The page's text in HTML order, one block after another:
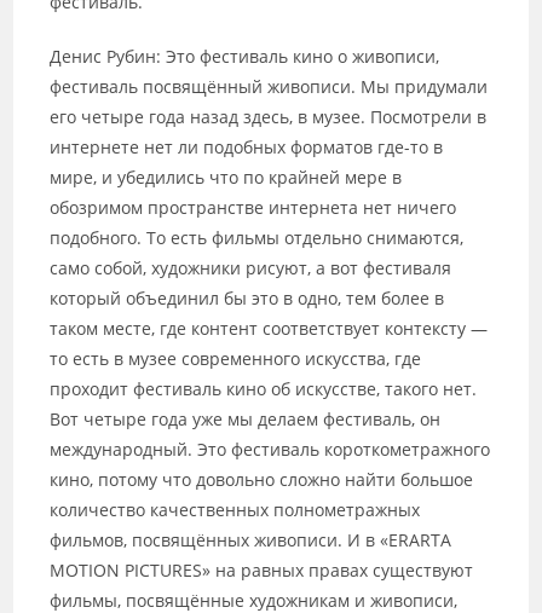
Денис Рубин: Это фестиваль кино о живописи,
фестиваль посвящённый живописи. Мы придумали
его четыре года назад здесь, в музее. Посмотрели в
интернете нет ли подобных форматов где-то в
мире, и убедились что по крайней мере в
обозримом пространстве интернета нет ничего
подобного. То есть фильмы отдельно снимаются,
само собой, художники рисуют, а вот фестиваля
который объединил бы это в одно, тем более в
таком месте, где контент соответствует контексту —
то есть в музее современного искусства, где
проходит фестиваль кино об искусстве, такого нет.
Вот четыре года уже мы делаем фестиваль, он
международный. Это фестиваль короткометражного
кино, потому что довольно сложно найти большое
количество качественных полнометражных
фильмов, посвящённых живописи. И в «ERARTA
MOTION PICTURES» на равных правах существуют
фильмы, посвящённые художникам и живописи,